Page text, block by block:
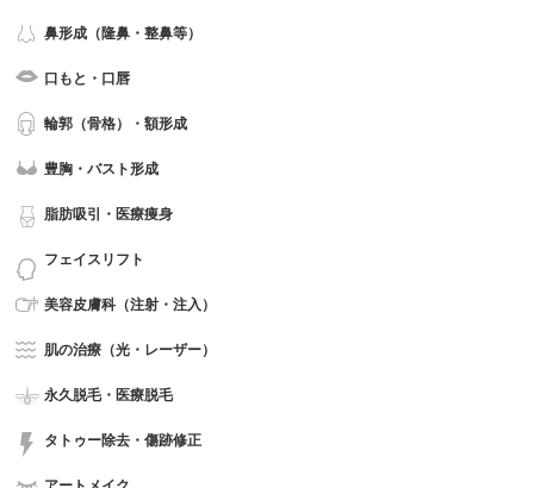
鼻形成（隆鼻・整鼻等）
口もと・口唇
輪郭（骨格）・額形成
豊胸・バスト形成
脂肪吸引・医療痩身
フェイスリフト
美容皮膚科（注射・注入）
肌の治療（光・レーザー）
永久脱毛・医療脱毛
タトゥー除去・傷跡修正